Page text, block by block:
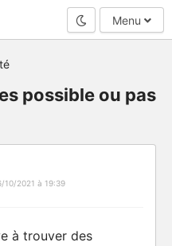
Mode nuit
Menu
possible ou pas
10/2021 à 19:39
à trouver des